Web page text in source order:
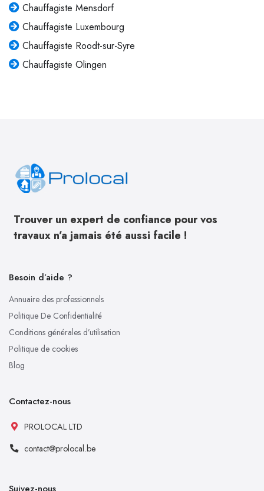
Chauffagiste Mensdorf
Chauffagiste Luxembourg
Chauffagiste Roodt-sur-Syre
Chauffagiste Olingen
Trouver un expert de confiance pour vos
travaux n’a jamais été aussi facile !
Besoin d’aide ?
Annuaire des professionnels
Politique De Confidentialité
Conditions générales d’utilisation
Politique de cookies
Blog
Contactez-nous
PROLOCAL LTD
contact@prolocal.be